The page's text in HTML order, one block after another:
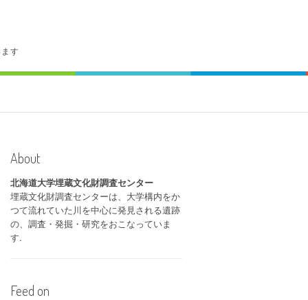
す
About
北海道大学埋蔵文化財調査センター
埋蔵文化財調査センターは、大学構内をか
つて流れていた川を中心に発見される遺跡
の、調査・発掘・研究をおこなっていま
す.
Feed on